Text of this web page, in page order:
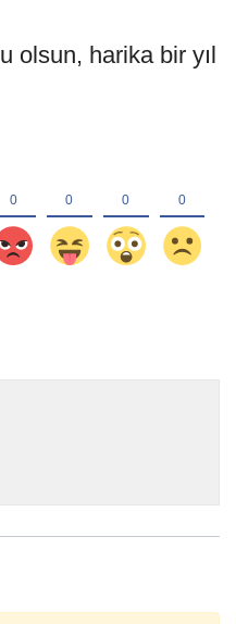
olsun, harika bir yıl